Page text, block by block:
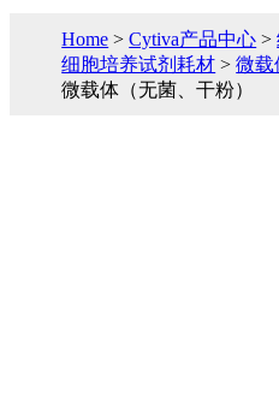
Home >Cytiva产品中心 >
细胞培养试剂耗材 >微载
微载体（无菌、干粉）